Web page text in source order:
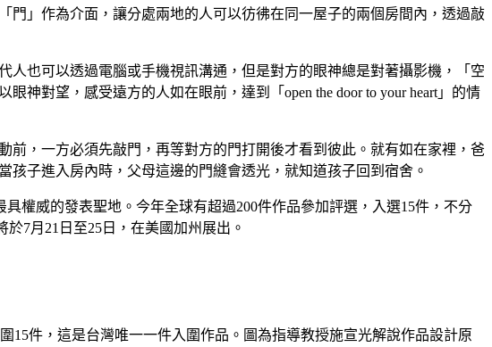
」作為介面，讓分處兩地的人可以彷彿在同一屋子的兩個房間內，透過敲
也可以透過電腦或手機視訊溝通，但是對方的眼神總是對著攝影機，「空
神對望，感受遠方的人如在眼前，達到「open the door to your heart」的情
，一方必須先敲門，再等對方的門打開後才看到彼此。就有如在家裡，爸
子進入房內時，父母這邊的門縫會透光，就知道孩子回到宿舍。
權威的發表聖地。今年全球有超過200件作品參加評選，入選15件，不分
7月21日至25日，在美國加州展出。
15件，這是台灣唯一一件入圍作品。圖為指導教授施宣光解說作品設計原